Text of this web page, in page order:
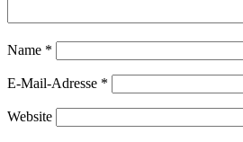
Name *
E-Mail-Adresse *
Website